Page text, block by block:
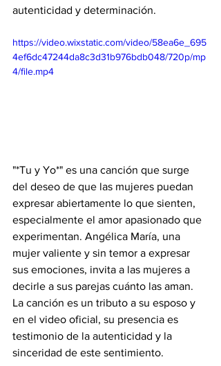
autenticidad y determinación.
https://video.wixstatic.com/video/58ea6e_695
4ef6dc47244da8c3d31b976bdb048/720p/mp
4/file.mp4
"*Tu y Yo*" es una canción que surge
del deseo de que las mujeres puedan
expresar abiertamente lo que sienten,
especialmente el amor apasionado que
experimentan. Angélica María, una
mujer valiente y sin temor a expresar
sus emociones, invita a las mujeres a
decirle a sus parejas cuánto las aman.
La canción es un tributo a su esposo y
en el video oficial, su presencia es
testimonio de la autenticidad y la
sinceridad de este sentimiento.